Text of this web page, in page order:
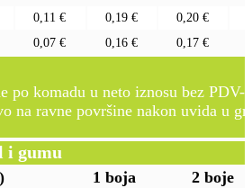
0,11 € 0,19 € 0,20 €
0,07 € 0,16 € 0,17 €
po komadu u neto iznosu bez PDV-
na ravne površine nakon uvida u
i gumu
1 boja 2 boje